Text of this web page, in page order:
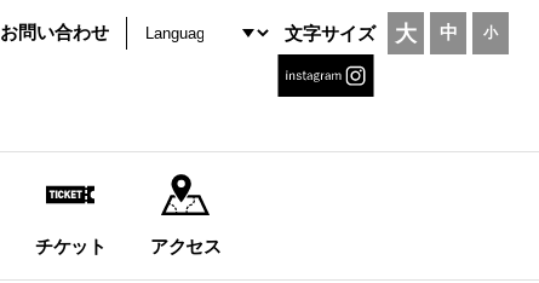
お問い合わせ 文字サイズ 大 中 小
チケット アクセス